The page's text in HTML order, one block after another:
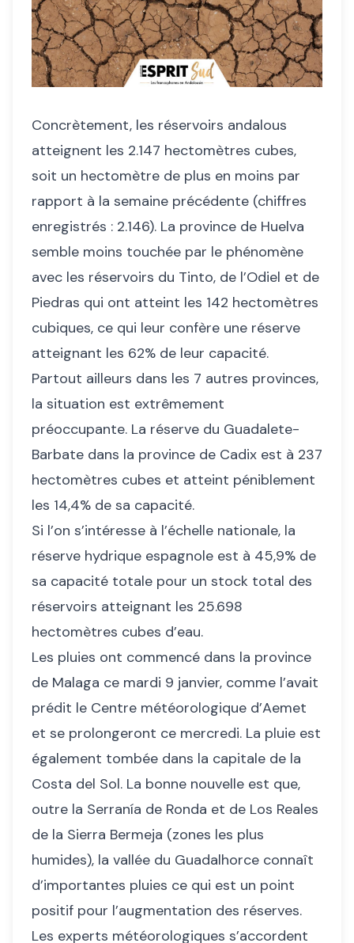
Concrètement, les réservoirs andalous
atteignent les 2.147 hectomètres cubes,
soit un hectomètre de plus en moins par
rapport à la semaine précédente (chiffres
enregistrés : 2.146). La province de Huelva
semble moins touchée par le phénomène
avec les réservoirs du Tinto, de l’Odiel et de
Piedras qui ont atteint les 142 hectomètres
cubiques, ce qui leur confère une réserve
atteignant les 62% de leur capacité.
Partout ailleurs dans les 7 autres provinces,
la situation est extrêmement
préoccupante. La réserve du Guadalete-
Barbate dans la province de Cadix est à 237
hectomètres cubes et atteint péniblement
les 14,4% de sa capacité.
Si l’on s’intéresse à l’échelle nationale, la
réserve hydrique espagnole est à 45,9% de
sa capacité totale pour un stock total des
réservoirs atteignant les 25.698
hectomètres cubes d’eau.
Les pluies ont commencé dans la province
de Malaga ce mardi 9 janvier, comme l’avait
prédit le Centre météorologique d’Aemet
et se prolongeront ce mercredi. La pluie est
également tombée dans la capitale de la
Costa del Sol. La bonne nouvelle est que,
outre la Serranía de Ronda et de Los Reales
de la Sierra Bermeja (zones les plus
humides), la vallée du Guadalhorce connaît
d’importantes pluies ce qui est un point
positif pour l’augmentation des réserves.
Les experts météorologiques s’accordent